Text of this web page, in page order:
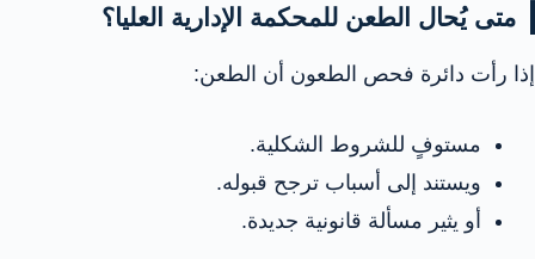
متى يُحال الطعن للمحكمة الإدارية العليا؟
إذا رأت دائرة فحص الطعون أن الطعن:
مستوفٍ للشروط الشكلية.
ويستند إلى أسباب ترجح قبوله.
أو يثير مسألة قانونية جديدة.